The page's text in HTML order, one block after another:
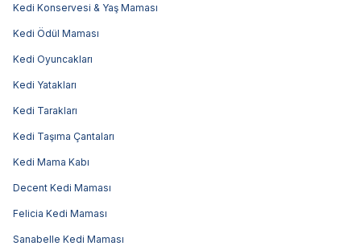
Kedi Konservesi & Yaş Maması
Kedi Ödül Maması
Kedi Oyuncakları
Kedi Yatakları
Kedi Tarakları
Kedi Taşıma Çantaları
Kedi Mama Kabı
Decent Kedi Maması
Felicia Kedi Maması
Sanabelle Kedi Maması